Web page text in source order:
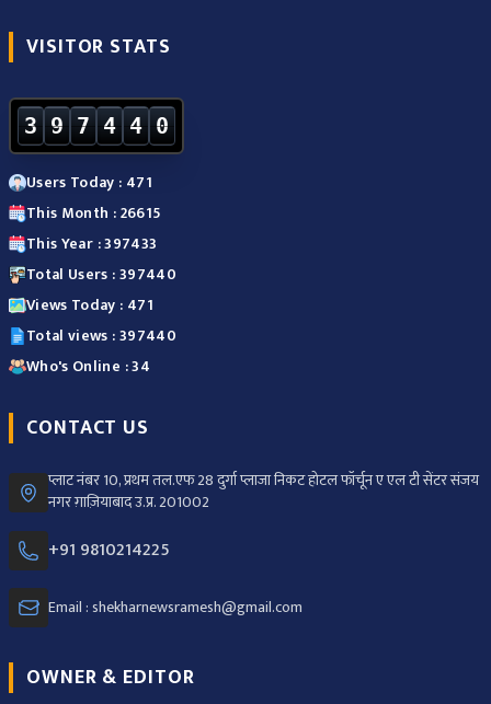
VISITOR STATS
3 9 7 4 4 0
Users Today : 471
This Month : 26615
This Year : 397433
Total Users : 397440
Views Today : 471
Total views : 397440
Who's Online : 34
CONTACT US
प्लाट नंबर 10, प्रथम तल.एफ 28 दुर्गा प्लाजा निकट होटल फॉर्चून ए एल टी सेंटर संजय
नगर ग़ाज़ियाबाद उ.प्र. 201002
+91 9810214225
Email : shekharnewsramesh@gmail.com
OWNER & EDITOR